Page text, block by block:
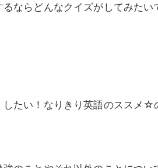
ならどんなクイズがしてみたい
たい！なりきり英語のススメ☆